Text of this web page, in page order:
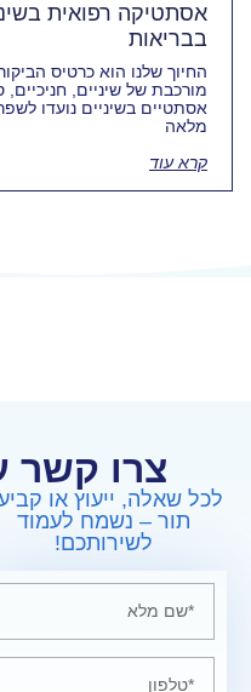
אסתטיקה רפואית
בבריאות
החיוך שלנו הוא כרטיס
מורכבת של שיניים,
אסתטיים בשיניים נועדו
מלאה
קרא עוד
צרו
לכל שאלה, ייעוץ או
תור – נשמח לעמוד
לשירותכם!